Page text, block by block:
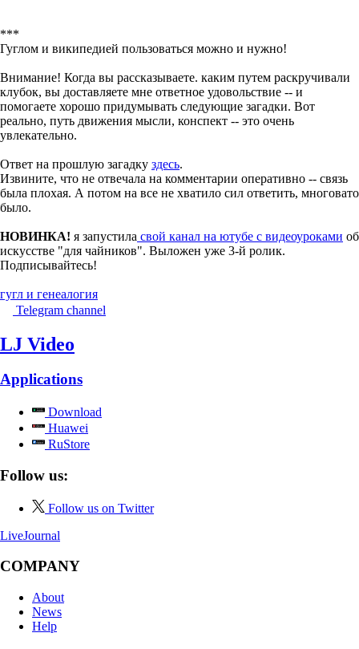
***
Гуглом и википедией пользоваться можно и нужно!
Внимание! Когда вы рассказываете. каким путем раскручивали
клубок, вы доставляете мне ответное удовольствие -- и
помогаете хорошо придумывать следующие загадки. Вот
реально, путь движения мысли, конспект -- это очень
увлекательно.
Ответ на прошлую загадку здесь.
Извините, что не отвечала на комментарии оперативно -- связь
была плохая. А потом на все не хватило сил ответить, многовато
было.
НОВИНКА! я запустила свой канал на ютубе с видеоуроками об
искусстве "для чайников". Выложен уже 3-й ролик.
Подписывайтесь!
гугл и генеалогия
Telegram channel
LJ Video
Applications
Download
Huawei
RuStore
Follow us:
Follow us on Twitter
LiveJournal
COMPANY
About
News
Help